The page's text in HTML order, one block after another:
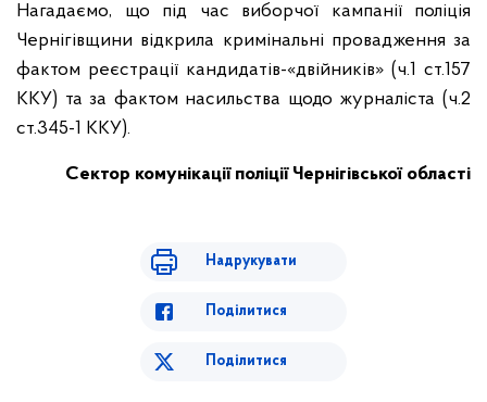
Нагадаємо, що під час виборчої кампанії поліція
Чернігівщини відкрила кримінальні провадження за
фактом реєстрації кандидатів-«двійників» (ч.1 ст.157
ККУ) та за фактом насильства щодо журналіста (ч.2
ст.345-1 ККУ).
Сектор комунікаціїполіції Чернігівської області
Надрукувати
Поділитися
Поділитися